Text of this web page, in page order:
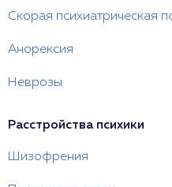
Скорая психиатрическая
Анорексия
Неврозы
Расстройства психики
Шизофрения